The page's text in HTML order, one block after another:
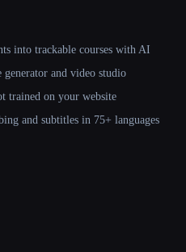
into trackable courses with AI
and video studio
trained on your website
and subtitles in 75+ languages